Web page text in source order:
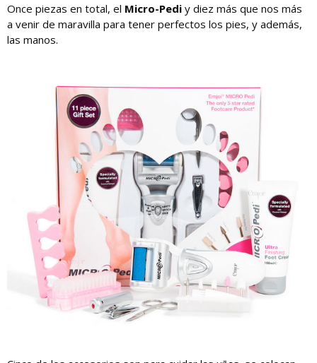
Once piezas en total, el Micro-Pedi y diez más que nos más
a venir de maravilla para tener perfectos los pies, y además,
las manos.